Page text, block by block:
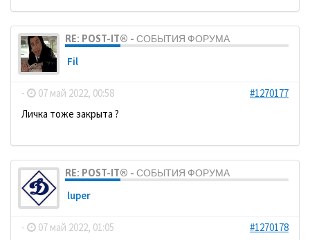
RE: POST-IT® - СОБЫТИЯ ФОРУМА
Fil
- 07 май 2022, 00:58
#1270177
Личка тоже закрыта ?
RE: POST-IT® - СОБЫТИЯ ФОРУМА
luper
- 07 май 2022, 01:05 #1270178